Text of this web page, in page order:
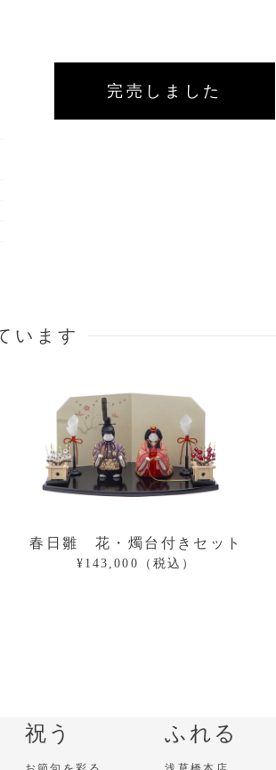
完売しました
います
春日雛 花・燭台付きセット
¥143,000（税込）
祝う ふれる